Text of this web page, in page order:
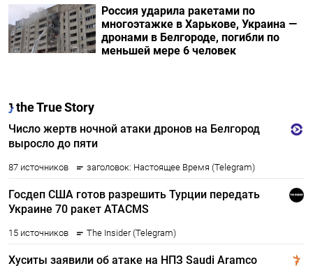
Россия ударила ракетами по
многоэтажке в Харькове, Украина —
дронами в Белгороде, погибли по
меньшей мере 6 человек